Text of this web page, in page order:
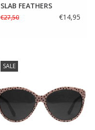
SLAB FEATHERS
€27,50 €14,95
SALE